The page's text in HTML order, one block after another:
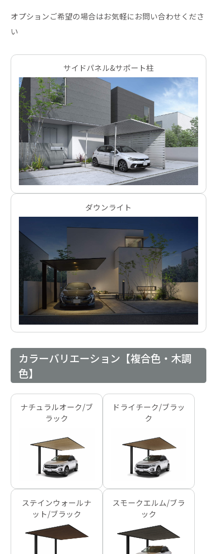
オプションご希望の場合はお気軽にお問い合わせくださ
い
サイドパネル&サポート柱
ダウンライト
カラーバリエーション【複合色・木調
色】
ナチュラルオーク/ブ
ラック
ドライチーク/ブラッ
ク
ステインウォールナ
ット/ブラック
スモークエルム/ブラ
ック